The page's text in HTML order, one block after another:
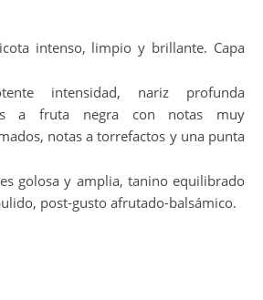
intenso, limpio y brillante. Capa
intensidad, nariz profunda
a fruta negra con notas muy
notas a torrefactos y una punta
golosa y amplia, tanino equilibrado
post-gusto afrutado-balsámico.